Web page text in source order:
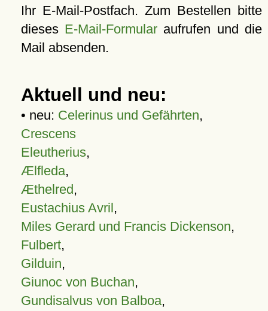
Ihr E-Mail-Postfach. Zum Bestellen bitte
dieses E-Mail-Formular aufrufen und die
Mail absenden.
Aktuell und neu:
• neu: Celerinus und Gefährten,
Crescens
Eleutherius,
Ælfleda,
Æthelred,
Eustachius Avril,
Miles Gerard und Francis Dickenson,
Fulbert,
Gilduin,
Giunoc von Buchan,
Gundisalvus von Balboa,